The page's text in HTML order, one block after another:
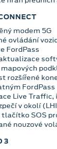
modem 5G
ovládání
FordPass
rozšířené
Live Traffic,
v okolí
tlačítko SOS
nouzové
3